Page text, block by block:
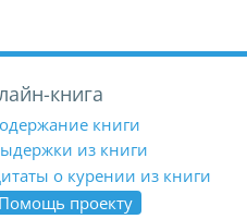
книга
книги
из книги
о курении из книги
Помощь проекту